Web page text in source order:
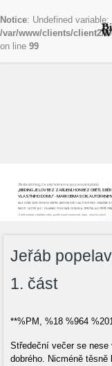
Notice: Undefined
/var/www/clients/client2/
on line 99
Birdwatching, česky řekneme pozorování ptáků
„BIRDING JE LOV BEZ ZABÍJENÍ, HON BEZ OBĚTÍ,
VLASTNÍHO DOMU“ - MARK OBMASCIK, AUTOR KNIHY
NAJEZDÍME ČASTO STOVKY KILOMETRŮ, ABYCHOM VIDĚLI DALŠÍ NOVÝ DRUH. ODNÁŠÍME SI
RADOST, ZÁŽITKY, ALE I ZKLAMÁNÍ, POKUD NAŠE CESTA BYLA ZBYTEČNÁ, ALE PŘÍŠTĚ
Začít můžete v každém věku, podle svých možností, času...stojí to za to!
Jeřáb
1. část
**%PM, %18 %964
Středeční večer se
dobrého. Nicméně